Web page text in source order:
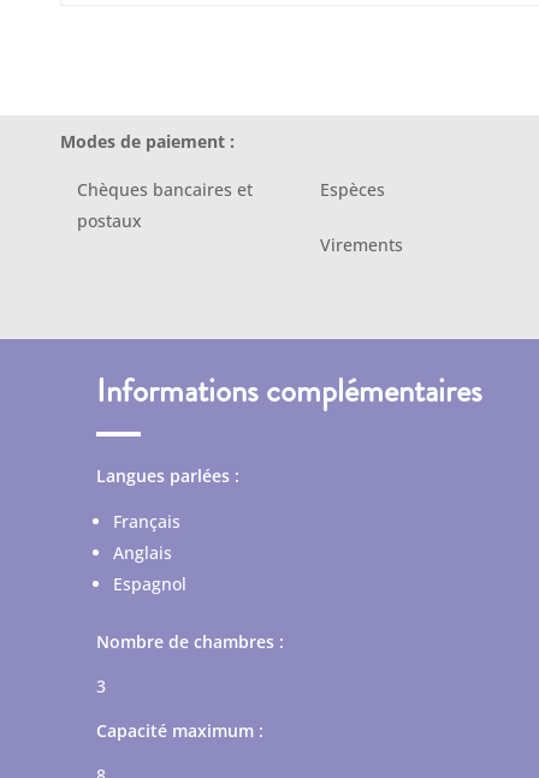
Modes de paiement :
Chèques bancaires et
postaux
Espèces
Virements
Informations complémentaires
Langues parlées :
Français
Anglais
Espagnol
Nombre de chambres :
3
Capacité maximum :